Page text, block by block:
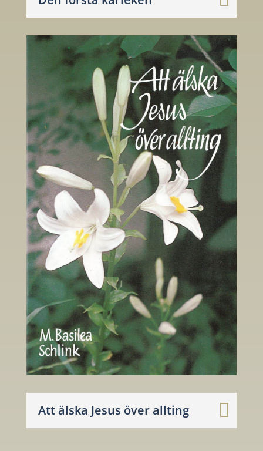
Att älska Jesus över allting